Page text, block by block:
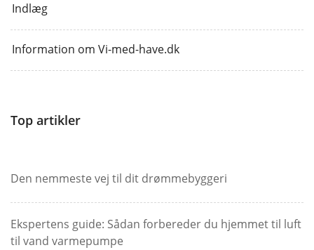
Indlæg
Information om Vi-med-have.dk
Top artikler
Den nemmeste vej til dit drømmebyggeri
Ekspertens guide: Sådan forbereder du hjemmet til luft
til vand varmepumpe